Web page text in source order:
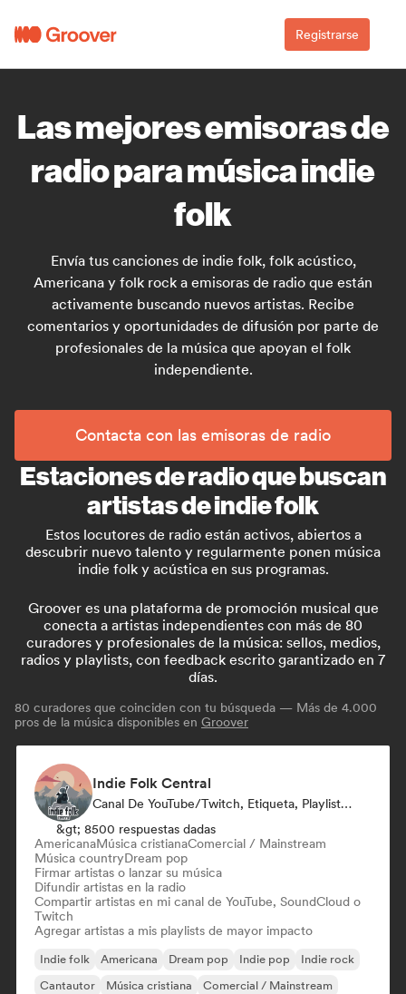
Registrarse
Las mejores emisoras de
radio para música indie
folk
Envía tus canciones de indie folk, folk acústico,
Americana y folk rock a emisoras de radio que están
activamente buscando nuevos artistas. Recibe
comentarios y oportunidades de difusión por parte de
profesionales de la música que apoyan el folk
independiente.
Contacta con las emisoras de radio
Estaciones de radio que buscan
artistas de indie folk
Estos locutores de radio están activos, abiertos a
descubrir nuevo talento y regularmente ponen música
indie folk y acústica en sus programas.
Groover es una plataforma de promoción musical que
conecta a artistas independientes con más de 80
curadores y profesionales de la música: sellos, medios,
radios y playlists, con feedback escrito garantizado en 7
días.
80 curadores que coinciden con tu búsqueda — Más de 4.000
pros de la música disponibles en Groover
Indie Folk Central
Canal De YouTube/Twitch, Etiqueta, Playlist Curator, Emisoras De Radio
&gt; 8500 respuestas dadas
AmericanaMúsica cristianaComercial / Mainstream
Música countryDream pop
Firmar artistas o lanzar su música
Difundir artistas en la radio
Compartir artistas en mi canal de YouTube, SoundCloud o
Twitch
Agregar artistas a mis playlists de mayor impacto
Indie folk Americana Dream pop Indie pop
Indie rock
Cantautor
Música cristiana Comercial / Mainstream